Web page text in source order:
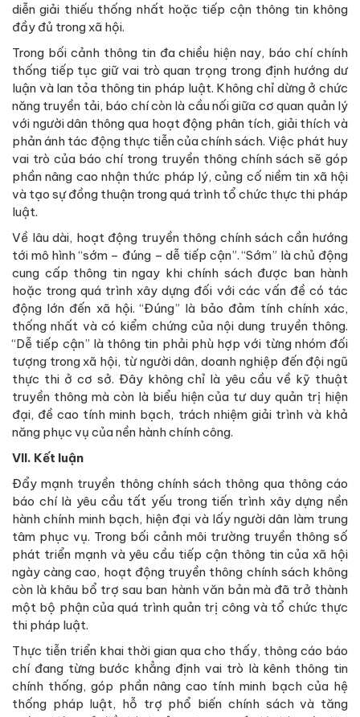
diễn giải thiếu thống nhất hoặc tiếp cận thông tin không
đầy đủ trong xã hội.
Trong bối cảnh thông tin đa chiều hiện nay, báo chí chính
thống tiếp tục giữ vai trò quan trọng trong định hướng dư
luận và lan tỏa thông tin pháp luật. Không chỉ dừng ở chức
năng truyền tải, báo chí còn là cầu nối giữa cơ quan quản lý
với người dân thông qua hoạt động phân tích, giải thích và
phản ánh tác động thực tiễn của chính sách. Việc phát huy
vai trò của báo chí trong truyền thông chính sách sẽ góp
phần nâng cao nhận thức pháp lý, củng cố niềm tin xã hội
và tạo sự đồng thuận trong quá trình tổ chức thực thi pháp
luật.
Về lâu dài, hoạt động truyền thông chính sách cần hướng
tới mô hình “sớm – đúng – dễ tiếp cận”. “Sớm” là chủ động
cung cấp thông tin ngay khi chính sách được ban hành
hoặc trong quá trình xây dựng đối với các vấn đề có tác
động lớn đến xã hội. “Đúng” là bảo đảm tính chính xác,
thống nhất và có kiểm chứng của nội dung truyền thông.
“Dễ tiếp cận” là thông tin phải phù hợp với từng nhóm đối
tượng trong xã hội, từ người dân, doanh nghiệp đến đội ngũ
thực thi ở cơ sở. Đây không chỉ là yêu cầu về kỹ thuật
truyền thông mà còn là biểu hiện của tư duy quản trị hiện
đại, đề cao tính minh bạch, trách nhiệm giải trình và khả
năng phục vụ của nền hành chính công.
VII. Kết luận
Đẩy mạnh truyền thông chính sách thông qua thông cáo
báo chí là yêu cầu tất yếu trong tiến trình xây dựng nền
hành chính minh bạch, hiện đại và lấy người dân làm trung
tâm phục vụ. Trong bối cảnh môi trường truyền thông số
phát triển mạnh và yêu cầu tiếp cận thông tin của xã hội
ngày càng cao, hoạt động truyền thông chính sách không
còn là khâu bổ trợ sau ban hành văn bản mà đã trở thành
một bộ phận của quá trình quản trị công và tổ chức thực
thi pháp luật.
Thực tiễn triển khai thời gian qua cho thấy, thông cáo báo
chí đang từng bước khẳng định vai trò là kênh thông tin
chính thống, góp phần nâng cao tính minh bạch của hệ
thống pháp luật, hỗ trợ phổ biến chính sách và tăng